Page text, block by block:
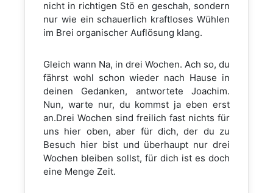
nicht in richtigen Stö en geschah, sondern
nur wie ein schauerlich kraftloses Wühlen
im Brei organischer Auflösung klang.
Gleich wann Na, in drei Wochen. Ach so, du
fährst wohl schon wieder nach Hause in
deinen Gedanken, antwortete Joachim.
Nun, warte nur, du kommst ja eben erst
an.Drei Wochen sind freilich fast nichts für
uns hier oben, aber für dich, der du zu
Besuch hier bist und überhaupt nur drei
Wochen bleiben sollst, für dich ist es doch
eine Menge Zeit.